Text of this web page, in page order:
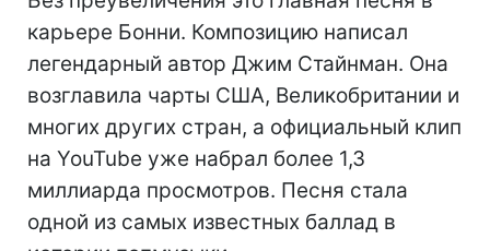
карьере Бонни. Композицию написал
легендарный автор Джим Стайнман. Она
возглавила чарты США, Великобритании и
многих других стран, а официальный клип
на YouTube уже набрал более 1,3
миллиарда просмотров. Песня стала
одной из самых известных баллад в